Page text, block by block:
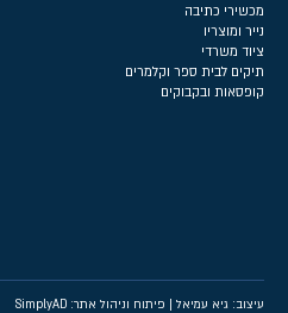
מכשירי כתיבה
נייר ומוצריו
ציוד משרדי
תיקים לבית ספר וקלמרים
קופסאות ובקבוקים
עיצוב: גיא עמיאל | פיתוח וניהול אתר: SimplyAD